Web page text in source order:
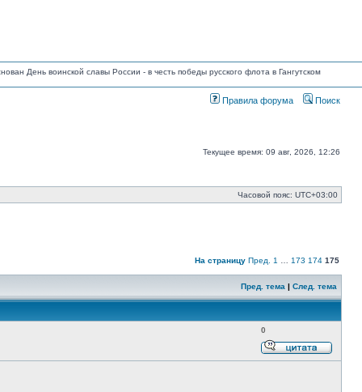
День воинской славы России - в честь победы русского флота в Гангутском
Правила форума Поиск
Текущее время: 09 авг, 2026, 12:26
Часовой пояс: UTC+03:00
На страницу Пред. 1 173 174 175
Пред. тема | След. тема
0